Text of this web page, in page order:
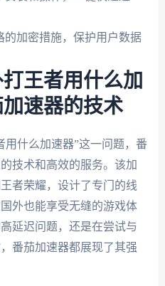
的加密措施，保护用户数据
王者用什么加
速器的技术
用什么加速器”这一问题，番
技术和高效的服务。该加
者荣耀，设计了专门的线
外也能享受无缝的游戏体
延迟问题，还是在尝试与
番茄加速器都展现了其强